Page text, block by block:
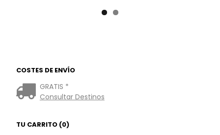
COSTES DE ENVÍO
GRATIS *
Consultar Destinos
TU CARRITO (0)